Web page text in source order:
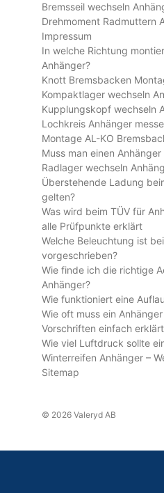
Bremsseil wechseln
Drehmoment Radmuttern
Impressum
In welche Richtung
Anhänger?
Knott Bremsbacken
Kompaktlager wechseln
Kupplungskopf wechseln
Lochkreis Anhänger
Montage AL-KO
Muss man einen
Radlager wechseln
Überstehende Ladung
gelten?
Was wird beim TÜV für
alle Prüfpunkte erklärt
Welche Beleuchtung ist
vorgeschrieben?
Wie finde ich die richtige
Anhänger?
Wie funktioniert eine
Wie oft muss ein
Vorschriften einfach erklärt
Wie viel Luftdruck sollte
Winterreifen Anhänger –
Sitemap
© 2026 Valeryd AB